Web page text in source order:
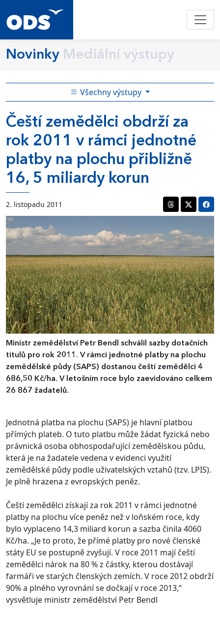
Novinky Mediální výstupy
Všechny výstupy
Čeští zemědělci obdrží za
rok 2011 v rámci jednotné
platby na plochu přibližně
16, 5 miliardy korun
2. listopadu 2011
Ministr zemědělství Petr Bendl schválil sazby dotačních
titulů pro rok 2011. V rámci jednotné platby na plochu
zemědělské půdy (SAPS) dostanou čeští zemědělci 4
686,50 Kč/ha. V letošním roce bylo zaevidováno celkem
26 867 žadatelů.
Jednotná platba na plochu (SAPS) je hlavní platbou
přímých plateb. O tuto platbu může žádat fyzická nebo
právnická osoba obhospodařující zemědělskou půdu,
která je na žadatele vedena v evidenci využití
zemědělské půdy podle uživatelských vztahů (tzv. LPIS).
Je plně hrazena z evropských peněz.
Čeští zemědělci získají za rok 2011 v rámci jednotné
platby na plochu více peněz než v loňském roce, kdy
bylo vyplaceno 14,3 miliard korun a sazba činila 4060
Kč/ha. „Je to proto, že přímé platby pro nové členské
státy EU se postupně zvyšují. V roce 2011 mají čeští
zemědělci nárok na 80 % z částky, kterou dostávají
farmáři ve starých členských zemích. V roce 2012 obdrží
90% a plného vyrovnání se dočkají v roce 2013,“
vysvětluje ministr zemědělství Petr Bendl